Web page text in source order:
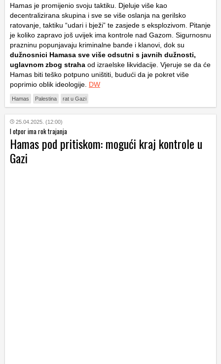
Hamas je promijenio svoju taktiku. Djeluje više kao
decentralizirana skupina i sve se više oslanja na gerilsko
ratovanje, taktiku “udari i bježi” te zasjede s eksplozivom. Pitanje
je koliko zapravo još uvijek ima kontrole nad Gazom. Sigurnosnu
prazninu popunjavaju kriminalne bande i klanovi, dok su
dužnosnici Hamasa sve više odsutni s javnih dužnosti,
uglavnom zbog straha od izraelske likvidacije. Vjeruje se da će
Hamas biti teško potpuno uništiti, budući da je pokret više
poprimio oblik ideologije. DW
Hamas Palestina rat u Gazi
25.04.2025. (12:00)
I otpor ima rok trajanja
Hamas pod pritiskom: mogući kraj kontrole u
Gazi